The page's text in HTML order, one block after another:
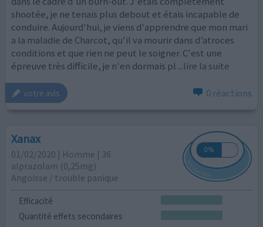
shootée, je ne tenais plus debout et étais incapable de
conduire. Aujourd'hui, je viens d'apprendre que mon mari
a la maladie de Charcot, qu'il va mourir dans d’atroces
conditions et que rien ne peut le soigner. C'est une
épreuve très difficile, je n'en dormais pl ...lire la suite
votre avis 0 réactions
Xanax
01/02/2020 | Homme | 36
alprazolam (0,25mg)
Angoisse / trouble panique
Efficacité
Quantité effets secondaires